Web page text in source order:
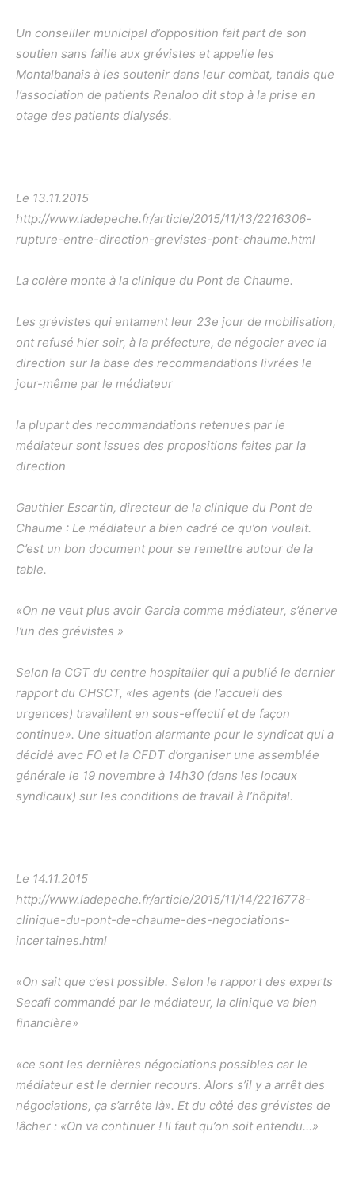
Un conseiller municipal d’opposition fait part de son
soutien sans faille aux grévistes et appelle les
Montalbanais à les soutenir dans leur combat, tandis que
l’association de patients Renaloo dit stop à la prise en
otage des patients dialysés.
Le 13.11.2015
http://www.ladepeche.fr/article/2015/11/13/2216306-
rupture-entre-direction-grevistes-pont-chaume.html
La colère monte à la clinique du Pont de Chaume.
Les grévistes qui entament leur 23e jour de mobilisation,
ont refusé hier soir, à la préfecture, de négocier avec la
direction sur la base des recommandations livrées le
jour-même par le médiateur
la plupart des recommandations retenues par le
médiateur sont issues des propositions faites par la
direction
Gauthier Escartin, directeur de la clinique du Pont de
Chaume : Le médiateur a bien cadré ce qu’on voulait.
C’est un bon document pour se remettre autour de la
table.
«On ne veut plus avoir Garcia comme médiateur, s’énerve
l’un des grévistes »
Selon la CGT du centre hospitalier qui a publié le dernier
rapport du CHSCT, «les agents (de l’accueil des
urgences) travaillent en sous-effectif et de façon
continue». Une situation alarmante pour le syndicat qui a
décidé avec FO et la CFDT d’organiser une assemblée
générale le 19 novembre à 14h30 (dans les locaux
syndicaux) sur les conditions de travail à l’hôpital.
Le 14.11.2015
http://www.ladepeche.fr/article/2015/11/14/2216778-
clinique-du-pont-de-chaume-des-negociations-
incertaines.html
«On sait que c’est possible. Selon le rapport des experts
Secafi commandé par le médiateur, la clinique va bien
financière»
«ce sont les dernières négociations possibles car le
médiateur est le dernier recours. Alors s’il y a arrêt des
négociations, ça s’arrête là». Et du côté des grévistes de
lâcher : «On va continuer ! Il faut qu’on soit entendu…»